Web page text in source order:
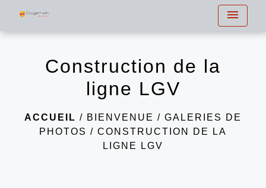
menu
Construction de la
ligne LGV
ACCUEIL / BIENVENUE / GALERIES DE
PHOTOS / CONSTRUCTION DE LA
LIGNE LGV